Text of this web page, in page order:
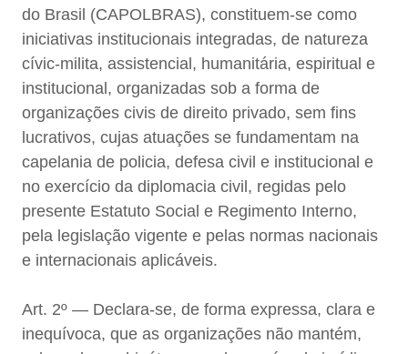
do Brasil (CAPOLBRAS), constituem-se como
iniciativas institucionais integradas, de natureza
cívic-milita, assistencial, humanitária, espiritual e
institucional, organizadas sob a forma de
organizações civis de direito privado, sem fins
lucrativos, cujas atuações se fundamentam na
capelania de policia, defesa civil e institucional e
no exercício da diplomacia civil, regidas pelo
presente Estatuto Social e Regimento Interno,
pela legislação vigente e pelas normas nacionais
e internacionais aplicáveis.
Art. 2º — Declara-se, de forma expressa, clara e
inequívoca, que as organizações não mantém,